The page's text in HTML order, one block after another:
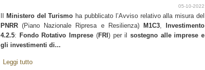
05-10-2022
Ministero del Turismo ha pubblicato l’Avviso relativo alla misura del
PNRR (Piano Nazionale Ripresa e Resilienza) M1C3,
Investimento
4.2.5: Fondo Rotativo Imprese (FRI ) per il sostegno alle imprese e
gli investimenti di...
Leggi tutto